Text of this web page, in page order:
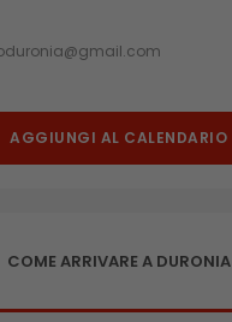
AGGIUNGI AL CALENDARIO
COME ARRIVARE A DURONIA